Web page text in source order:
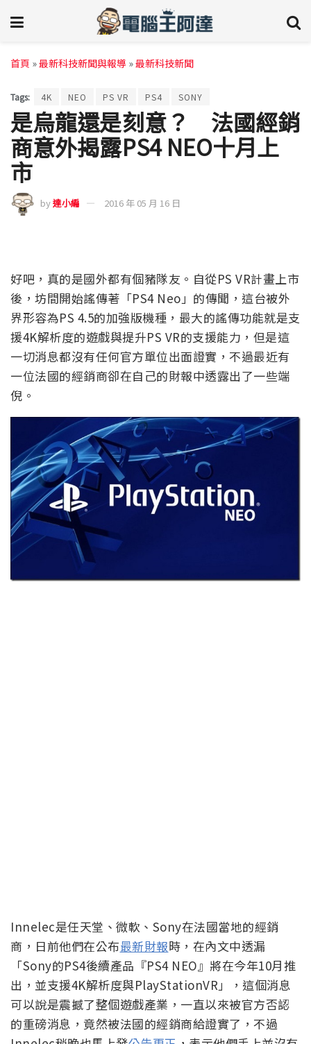
首頁 »最新科技新聞與報導 »最新科技新聞
Tags: 4K NEO PS VR PS4 SONY
是烏龍還是刻意？ 法國經銷
商意外揭露PS4 NEO十月上
市
by達小編 2016 年 05 月 16 日
好吧，真的是國外都有個豬隊友。自從PS VR計畫上市
後，坊間開始謠傳著「PS4 Neo」的傳聞，這台被外
界形容為PS 4.5的加強版機種，最大的謠傳功能就是支
援4K解析度的遊戲與提升PS VR的支援能力，但是這
一切消息都沒有任何官方單位出面證實，不過最近有
一位法國的經銷商卻在自己的財報中透露出了一些端
倪。
Innelec是任天堂、微軟、Sony在法國當地的經銷
商，日前他們在公布最新財報時，在內文中透漏
「Sony的PS4後續產品『PS4 NEO』將在今年10月推
出，並支援4K解析度與PlayStationVR」，這個消息
可以說是震撼了整個遊戲產業，一直以來被官方否認
的重磅消息，竟然被法國的經銷商給證實了，不過